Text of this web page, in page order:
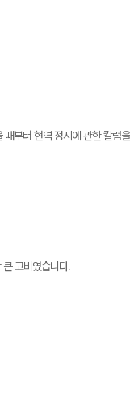
부터 현역 정시에 관한 칼럼
고비였습니다.